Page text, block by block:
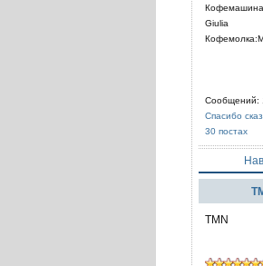
Giulia
Сообщений:
Спасибо
30 постах
TMN